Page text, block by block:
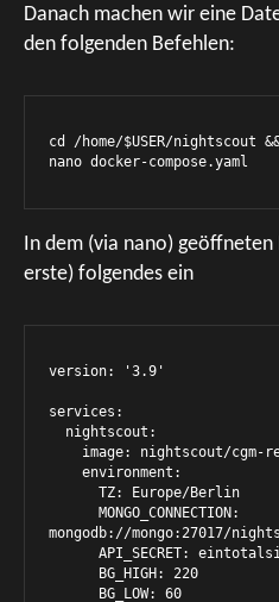
Danach machen wir eine
den folgenden Befehlen:
cd /home/$USER/nightscout
nano docker-compose.yaml
In dem (via nano)
erste) folgendes ein
version: '3.9'
services:
mongodb://mongo:27017/